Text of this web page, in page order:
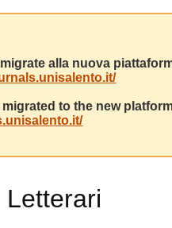
alla nuova
to the new